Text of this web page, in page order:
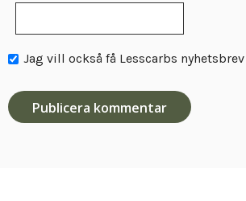
Jag vill också få Lesscarbs